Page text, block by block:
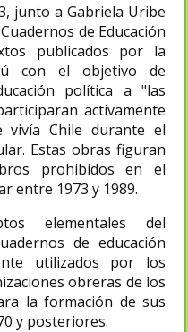
junto a Gabriela Uribe
de Educación
publicados por la
con el objetivo de
política a "las
activamente
Chile durante el
Estas obras figuran
prohibidos en el
entre 1973 y 1989.
elementales del
de educación
utilizados por los
obreras de los
la formación de sus
y posteriores.